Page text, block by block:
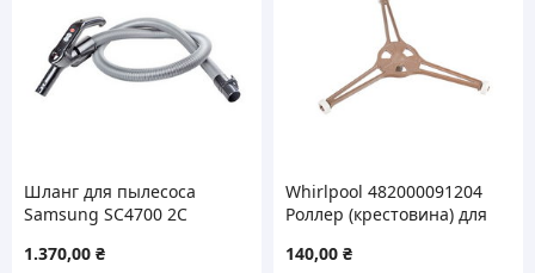
Шланг для пылесоса
Samsung SC4700 2С
управлением)
1.370,00 ₴
Whirlpool 482000091204
Роллер (крестовина) для
R=90mm
140,00 ₴